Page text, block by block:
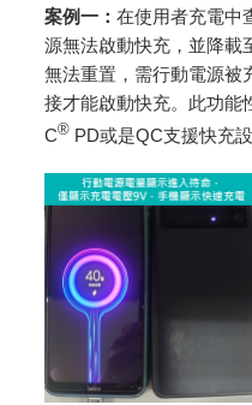
案例一：在使用者充電中
源無法啟動快充，並降載
無法重置，需行動電源被
接才能啟動快充。此功能
C® PD或是QC支援快充設